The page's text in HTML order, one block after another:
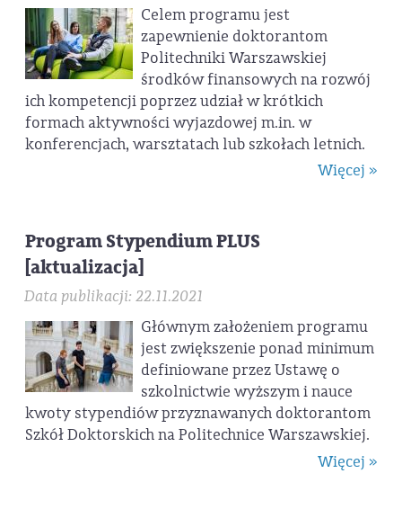
Celem programu jest
zapewnienie doktorantom
Politechniki Warszawskiej
środków finansowych na rozwój
ich kompetencji poprzez udział w krótkich
formach aktywności wyjazdowej m.in. w
konferencjach, warsztatach lub szkołach letnich.
Więcej »
Program Stypendium PLUS
[aktualizacja]
Data publikacji: 22.11.2021
Głównym założeniem programu
jest zwiększenie ponad minimum
definiowane przez Ustawę o
szkolnictwie wyższym i nauce
kwoty stypendiów przyznawanych doktorantom
Szkół Doktorskich na Politechnice Warszawskiej.
Więcej »